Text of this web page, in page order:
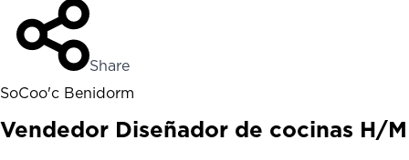
Share
SoCoo'c Benidorm
Vendedor Diseñador de cocinas H/M